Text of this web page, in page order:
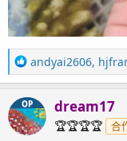
R
e
c
t
i
andyai2606,
OP dream17
🏆🏆🏆🏆 合